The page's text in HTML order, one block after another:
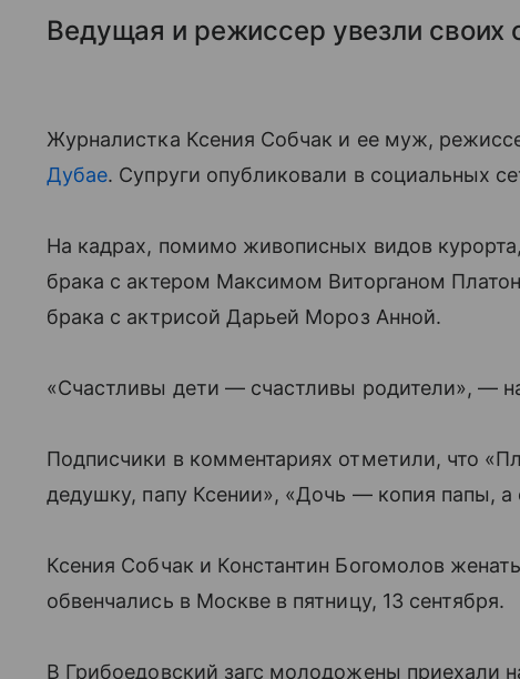
Ведущая и режиссер увезли своих
Журналистка Ксения Собчак и ее муж,
Дубае. Супруги опубликовали в социальных
На кадрах, помимо живописных видов
брака с актером Максимом Виторганом
брака с актрисой Дарьей Мороз Анной.
«Счастливы дети — счастливы родители», —
Подписчики в комментариях отметили, что
дедушку, папу Ксении», «Дочь — копия папы,
Ксения Собчак и Константин Богомолов
обвенчались в Москве в пятницу, 13 сентября.
В Грибоедовский загс молодожены приехали